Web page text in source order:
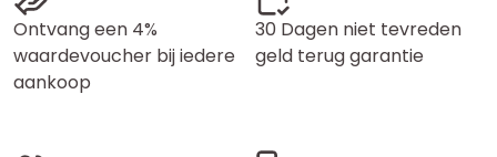
Ontvang een 4%
waardevoucher bij iedere
aankoop
30 Dagen niet tevreden
geld terug garantie